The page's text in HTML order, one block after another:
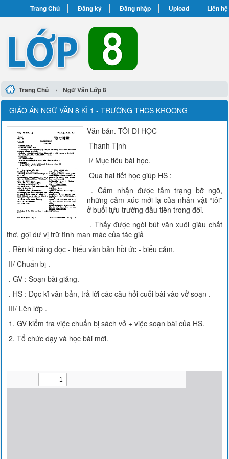
Trang Chủ Đăng ký Đăng nhập Upload Liên hệ
Trang Chủ › Ngữ Văn Lớp 8
GIÁO ÁN NGỮ VĂN 8 KÌ 1 - TRƯỜNG THCS KROONG
Văn bản. TÔI ĐI HỌC
Thanh Tịnh
I/ Mục tiêu bài học.
Qua hai tiết học giúp HS :
. Cảm nhận được tâm trạng bỡ ngỡ,
những cảm xúc mới lạ của nhân vật “tôi”
ở buổi tựu trường đầu tiên trong đời.
. Thấy được ngòi bút văn xuôi giàu chất
thơ, gợi dư vị trữ tình man mác của tác giả
. Rèn kĩ năng đọc - hiểu văn bản hồi ức - biểu cảm.
II/ Chuẩn bị .
. GV : Soạn bài giảng.
. HS : Đọc kĩ văn bản, trả lời các câu hỏi cuối bài vào vở soạn .
III/ Lên lớp .
1. GV kiểm tra việc chuẩn bị sách vở + việc soạn bài của HS.
2. Tổ chức dạy và học bài mới.